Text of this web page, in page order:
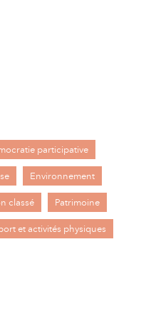
participative
Environnement
classé Patrimoine
et activités physiques